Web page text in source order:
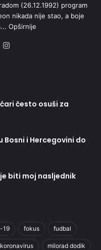
(26.12.1992) program
nikada nije stao, a boje
Opširnije
YouTube
često osuši za
i Hercegovini do
biti moj nasljednik
19 fokus fudbal
koronavirus milorad dodik